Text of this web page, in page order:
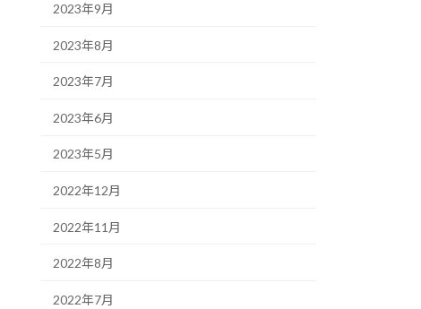
2023年9月
2023年8月
2023年7月
2023年6月
2023年5月
2022年12月
2022年11月
2022年8月
2022年7月